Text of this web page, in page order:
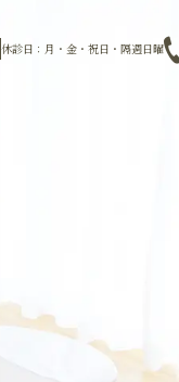
休診日：月・金・祝日・隔週日曜